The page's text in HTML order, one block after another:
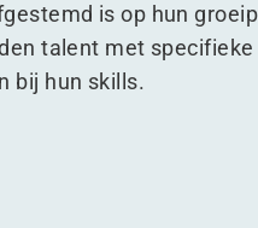
is op hun
talent met
bij hun skills.